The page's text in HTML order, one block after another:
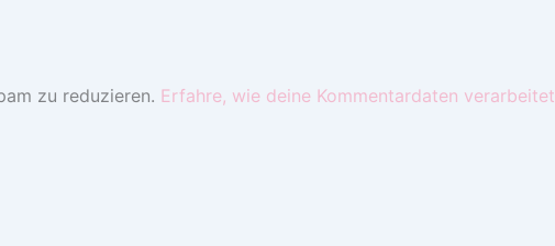
zu reduzieren. Erfahre, wie deine Kommentardaten verarbeitet